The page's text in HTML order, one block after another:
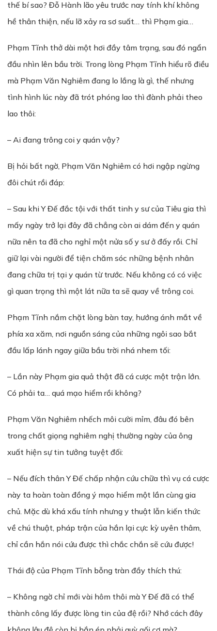
thế bí sao? Đỗ Hành lão yêu trước nay tính khí không
hề thân thiện, nếu lỡ xảy ra sơ suất… thì Phạm gia…
Phạm Tĩnh thở dài một hơi đầy tâm trạng, sau đó ngẩn
đầu nhìn lên bầu trời. Trong lòng Phạm Tĩnh hiểu rõ điều
mà Phạm Văn Nghiêm đang lo lắng là gì, thế nhưng
tình hình lúc này đã trót phóng lao thì đành phải theo
lao thôi:
– Ai đang trông coi y quán vậy?
Bị hỏi bất ngờ, Phạm Văn Nghiêm có hơi ngập ngừng
đôi chút rồi đáp:
– Sau khi Y Đế đắc tội với thất tinh y sư của Tiêu gia thì
mấy ngày trở lại đây đã chẳng còn ai dám đến y quán
nữa nên ta đã cho nghỉ một nửa số y sư ở đấy rồi. Chỉ
giữ lại vài người để tiện chăm sóc những bệnh nhân
đang chữa trị tại y quán từ trước. Nếu không có có việc
gì quan trọng thì một lát nữa ta sẽ quay về trông coi.
Phạm Tĩnh nắm chặt lòng bàn tay, hướng ánh mắt về
phía xa xăm, nơi nguồn sáng của những ngôi sao bắt
đầu lấp lánh ngay giữa bầu trời nhá nhem tối:
– Lần này Phạm gia quả thật đã cá cược một trận lớn.
Có phải ta… quá mạo hiểm rồi không?
Phạm Văn Nghiêm nhếch môi cười mỉm, đâu đó bên
trong chất giọng nghiêm nghị thường ngày của ông
xuất hiện sự tin tưởng tuyệt đối:
– Nếu đích thân Y Đế chấp nhận cứu chữa thì vụ cá cược
này ta hoàn toàn đồng ý mạo hiểm một lần cùng gia
chủ. Mặc dù khá xấu tính nhưng y thuật lẫn kiến thức
về chú thuật, pháp trận của hắn lại cực kỳ uyên thâm,
chỉ cần hắn nói cứu được thì chắc chắn sẽ cứu được!
Thái độ của Phạm Tĩnh bỗng tràn đầy thích thú:
– Không ngờ chỉ mới vài hôm thôi mà Y Đế đã có thể
thành công lấy được lòng tin của đệ rồi? Nhớ cách đây